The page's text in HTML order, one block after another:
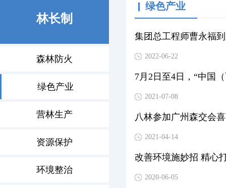
林长制
森林防火
绿色产业
营林生产
资源保护
环境整治
绿色产业
集团总工程师曹永福
2022-06-22
2021-07-08
八林参加广州森交会
2021-04-14
改善环境施妙招 精心
2020-06-05